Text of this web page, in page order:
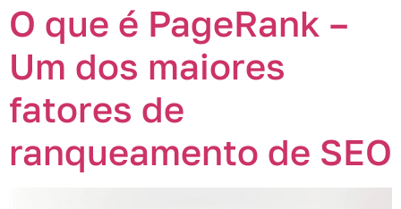
O que é PageRank –
Um dos maiores
fatores de
ranqueamento de SEO